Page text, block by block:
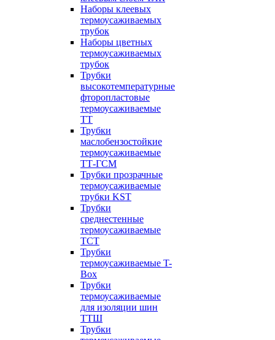
Наборы клеевых
термоусаживаемых
трубок
Наборы цветных
термоусаживаемых
трубок
Трубки
высокотемпературные
фторопластовые
термоусаживаемые
ТТ
Трубки
маслобензостойкие
термоусаживаемые
ТТ-ГСМ
Трубки прозрачные
термоусаживаемые
трубки KST
Трубки
среднестенные
термоусаживаемые
ТСТ
Трубки
термоусаживаемые T-
Box
Трубки
термоусаживаемые
для изоляции шин
ТТШ
Трубки